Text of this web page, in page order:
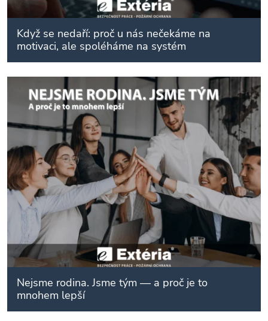
Když se nedaří: proč u nás nečekáme na
motivaci, ale spoléháme na systém
Nejsme rodina. Jsme tým — a proč je to
mnohem lepší